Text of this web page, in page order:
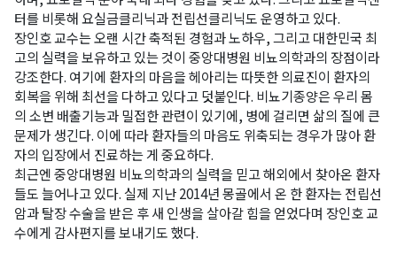
터를 비롯해 요실금클리닉과 전립선클리닉도 운영하고 있다.
장인호 교수는 오랜 시간 축적된 경험과 노하우, 그리고 대한민국 최
고의 실력을 보유하고 있는 것이 중앙대병원 비뇨의학과의 장점이라
강조한다. 여기에 환자의 마음을 헤아리는 따뜻한 의료진이 환자의
회복을 위해 최선을 다하고 있다고 덧붙인다. 비뇨기종양은 우리 몸
의 소변 배출기능과 밀접한 관련이 있기에, 병에 걸리면 삶의 질에 큰
문제가 생긴다. 이에 따라 환자들의 마음도 위축되는 경우가 많아 환
자의 입장에서 진료하는 게 중요하다.
최근엔 중앙대병원 비뇨의학과의 실력을 믿고 해외에서 찾아온 환자
들도 늘어나고 있다. 실제 지난 2014년 몽골에서 온 한 환자는 전립선
암과 탈장 수술을 받은 후 새 인생을 살아갈 힘을 얻었다며 장인호 교
수에게 감사편지를 보내기도 했다.